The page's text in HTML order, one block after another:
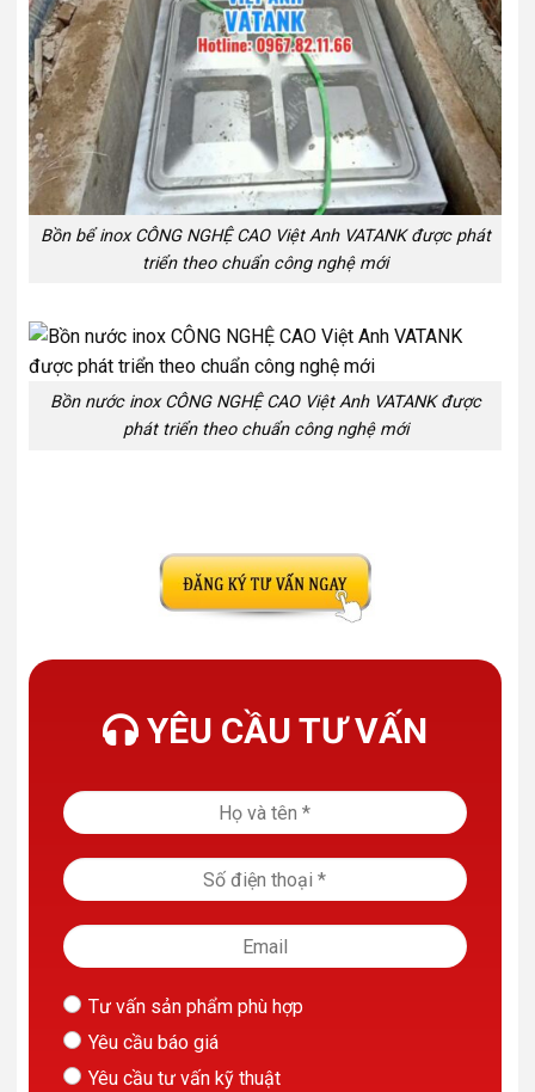
Bồn bể inox CÔNG NGHỆ CAO Việt Anh VATANK được phát
triển theo chuẩn công nghệ mới
Bồn nước inox CÔNG NGHỆ CAO Việt Anh VATANK được
phát triển theo chuẩn công nghệ mới
YÊU CẦU TƯ VẤN
Tư vấn sản phẩm phù hợp
Yêu cầu báo giá
Yêu cầu tư vấn kỹ thuật